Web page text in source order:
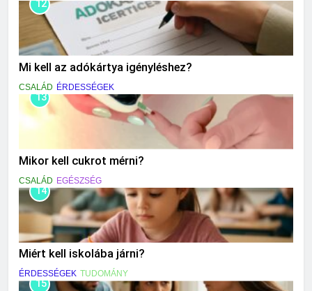
12
Mi kell az adókártya igényléshez?
CSALÁD ÉRDESSÉGEK
13
Mikor kell cukrot mérni?
CSALÁD EGÉSZSÉG
14
Miért kell iskolába járni?
ÉRDESSÉGEK TUDOMÁNY
15